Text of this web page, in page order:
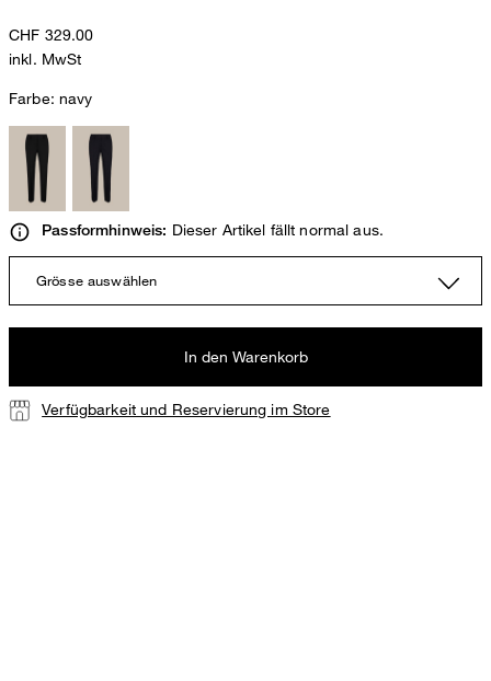
CHF 329.00
inkl. MwSt
Farbe: navy
Passformhinweis: Dieser Artikel fällt normal aus.
Grösse auswählen
In den Warenkorb
Verfügbarkeit und Reservierung im Store